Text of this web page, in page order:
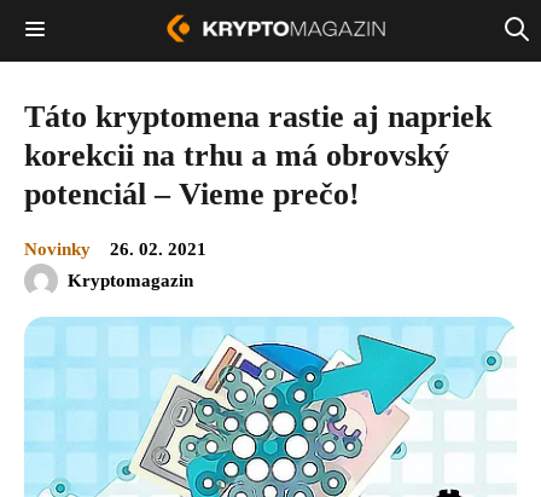
Táto kryptomena rastie aj napriek
korekcii na trhu a má obrovský
potenciál – Vieme prečo!
Novinky
26. 02. 2021
Kryptomagazin